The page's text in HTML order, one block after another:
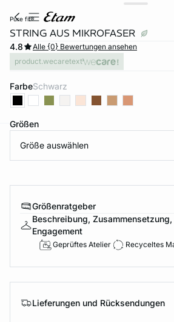
pure fit®
STRING AUS MIKROFASER
4.8
Alle {0} Bewertungen ansehen
product.wecaretext
Farbe schwarz
Größen
Größe auswählen
Größenratgeber
Beschreibung,
Engagement
Geprüftes Atelier Recyceltes
Lieferungen und Rücksendungen